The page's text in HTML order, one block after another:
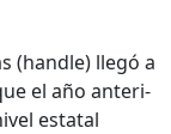
(han­dle) llegó a
el año ante­ri­
estatal